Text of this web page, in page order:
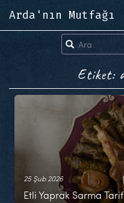
Arda'nın Mutfağı
Etiket:
25 Şub 2026
Etli Yaprak Sarma